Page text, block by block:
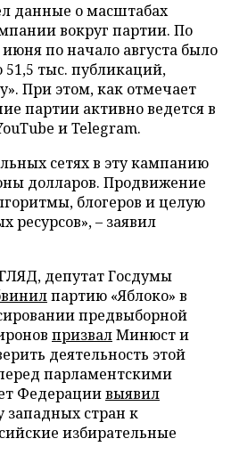
данные о масштабах
вокруг партии. По
по начало августа было
51,5 тыс. публикаций,
При этом, как отмечает
партии активно ведется в
и Telegram.
сетях в эту кампанию
долларов. Продвижение
блогеров и целую
ресурсов», – заявил
депутат Госдумы
партию «Яблоко» в
предвыборной
призвалМинюст и
деятельность этой
парламентскими
Федерациивыявил
западных стран к
избирательные